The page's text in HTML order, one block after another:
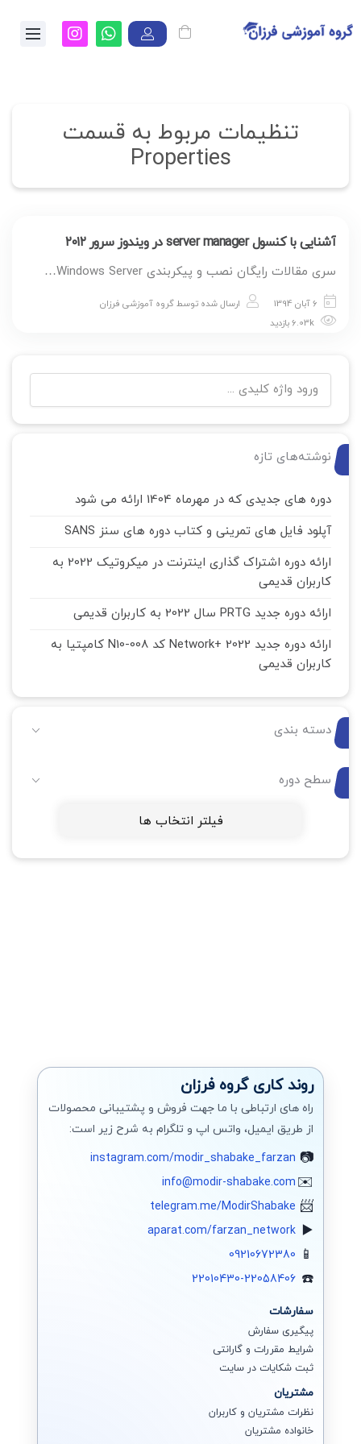
تنظیمات مربوط به قسمت
Properties
آشنایی با کنسول server manager در ویندوز سرور ۲۰۱۲
سری مقالات رایگان نصب و پیکربندی Windows Server…
6 آبان 1394 ارسال شده توسطگروه آموزشی فرزان
نوشته‌های تازه
دوره های جدیدی که در مهرماه 1404 ارائه می شود
آپلود فایل های تمرینی و کتاب دوره های سنز SANS
ارائه دوره اشتراک گذاری اینترنت در میکروتیک 2022 به
کاربران قدیمی
ارائه دوره جدید PRTG سال 2022 به کاربران قدیمی
ارائه دوره جدید Network+ 2022 کد N10-008 کامپتیا به
کاربران قدیمی
دسته بندی
سطح دوره
فیلتر انتخاب ها
روند کاری گروه فرزان
راه های ارتباطی با ما جهت فروش و پشتیبانی محصولات
از طریق ایمیل، واتس اپ و تلگرام به شرح زیر است:
instagram.com/modir_shabake_farzan
info@modir-shabake.com
telegram.me/ModirShabake
aparat.com/farzan_network
09210672380
22010430-22058406
سفارشات
پیگیری سفارش
شرایط مقررات و گارانتی
ثبت شکایات در سایت
مشتریان
نظرات مشتریان و کاربران
خانواده مشتریان